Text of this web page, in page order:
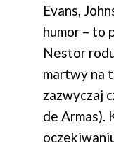
Evans,
humor – to
Nestor
martwy na
zazwyczaj
de Armas).